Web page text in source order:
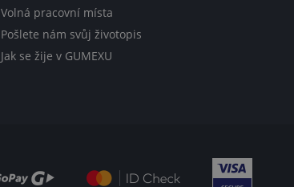
Volná pracovní místa
Pošlete nám svůj životopis
Jak se žije v GUMEXU